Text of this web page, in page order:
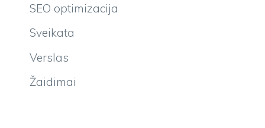
SEO optimizacija
Sveikata
Verslas
Žaidimai